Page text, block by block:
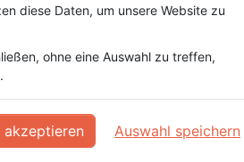
Gesundheit
Bibeln
15
favorite_border
diese Daten, um unsere Website zu
ohne eine Auswahl zu treffen,
akzeptieren Auswahl speichern